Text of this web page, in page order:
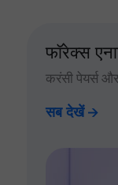
फॉरेक्स
करंसी पेयर्स
सब देखें